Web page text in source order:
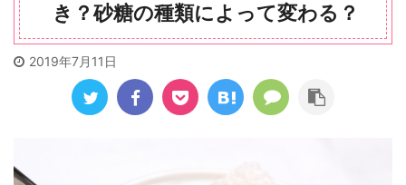
き？砂糖の種類によって変わる？
2019年7月11日